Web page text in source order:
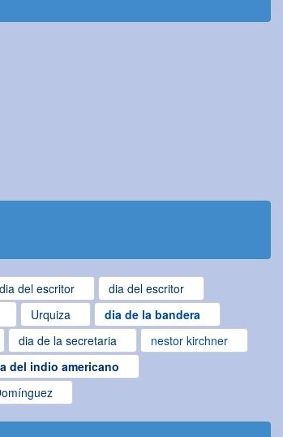
dia del escritor
dia del escritor
Urquiza
dia de la bandera
dia de la secretaria nestor kirchner
del indio americano